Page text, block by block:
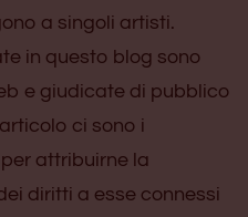
a singoli artisti.
in questo blog sono
e giudicate di pubblico
ci sono i
attribuirne la
diritti a esse connessi